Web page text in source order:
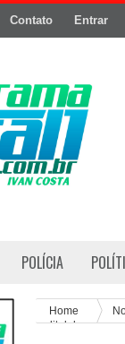
Contato Entrar
POLÍCIA
Home
edital de